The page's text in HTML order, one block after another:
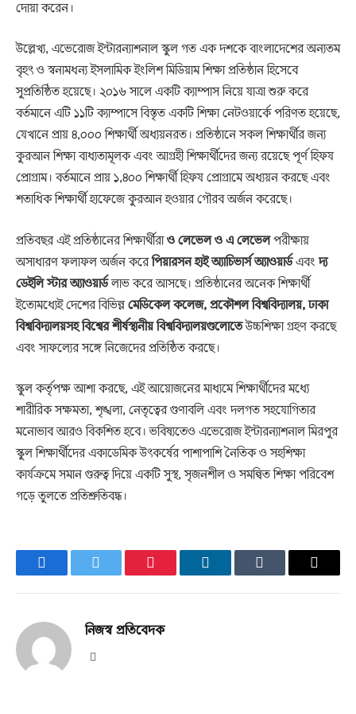
দোয়া করেন।
উল্লেখ্য, এভেরোজ ইন্টারন্যাশনাল স্কুল গত এক দশকে বাংলাদেশের অন্যতম
বৃহৎ ও স্বনামধন্য ইসলামিক ইংলিশ মিডিয়াম শিক্ষা প্রতিষ্ঠান হিসেবে
সুপ্রতিষ্ঠিত হয়েছে। ২০১৬ সালে একটি ক্যাম্পাস নিয়ে যাত্রা শুরু করে
বর্তমানে এটি ১১টি ক্যাম্পাসে বিস্তৃত একটি শিক্ষা নেটওয়ার্কে পরিণত হয়েছে,
যেখানে প্রায় ৪,০০০ শিক্ষার্থী অধ্যয়নরত। প্রতিষ্ঠানে সকল শিক্ষার্থীর জন্য
কুরআন শিক্ষা বাধ্যতামূলক এবং আগ্রহী শিক্ষার্থীদের জন্য রয়েছে পূর্ণ হিফয
প্রোগ্রাম। বর্তমানে প্রায় ১,৪০০ শিক্ষার্থী হিফয প্রোগ্রামে অধ্যয়ন করছে এবং
শতাধিক শিক্ষার্থী হাফেজে কুরআন হওয়ার গৌরব অর্জন করেছে।
প্রতিবছর এই প্রতিষ্ঠানের শিক্ষার্থীরাও লেভেল ও এ লেভেলপরীক্ষায়
অসাধারণ ফলাফল অর্জন করেপিয়ারসন হাই অ্যাচিভার্স অ্যাওয়ার্ডএবংদ্য
ডেইলি স্টার অ্যাওয়ার্ডলাভ করে আসছে। প্রতিষ্ঠানের অনেক শিক্ষার্থী
ইতোমধ্যেই দেশের বিভিন্নমেডিকেল কলেজ,প্রকৌশল বিশ্ববিদ্যালয়,ঢাকা
বিশ্ববিদ্যালয়সহ বিশ্বের শীর্ষস্থানীয় বিশ্ববিদ্যালয়গুলোতেউচ্চশিক্ষা গ্রহণ করছে
এবং সাফল্যের সঙ্গে নিজেদের প্রতিষ্ঠিত করছে।
স্কুল কর্তৃপক্ষ আশা করছে, এই আয়োজনের মাধ্যমে শিক্ষার্থীদের মধ্যে
শারীরিক সক্ষমতা, শৃঙ্খলা, নেতৃত্বের গুণাবলি এবং দলগত সহযোগিতার
মনোভাব আরও বিকশিত হবে। ভবিষ্যতেও এভেরোজ ইন্টারন্যাশনাল মিরপুর
স্কুল শিক্ষার্থীদের একাডেমিক উৎকর্ষের পাশাপাশি নৈতিক ও সহশিক্ষা
কার্যক্রমে সমান গুরুত্ব দিয়ে একটি সুস্থ, সৃজনশীল ও সমন্বিত শিক্ষা পরিবেশ
গড়ে তুলতে প্রতিশ্রুতিবদ্ধ।
FacebookTwitter PinterestLinkedInTumblr Email
নিজস্ব প্রতিবেদক